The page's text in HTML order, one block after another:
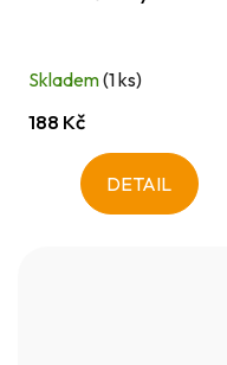
Skladem(1 ks)
188 Kč
DETAIL